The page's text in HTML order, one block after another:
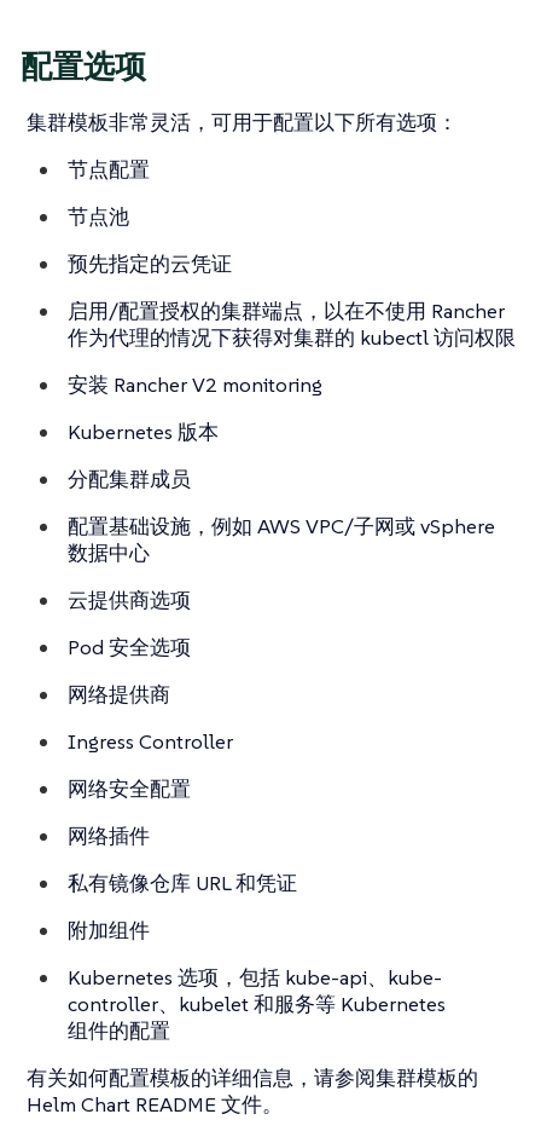
配置选项
集群模板非常灵活，可用于配置以下所有选项：
节点配置
节点池
预先指定的云凭证
启用/配置授权的集群端点，以在不使用 Rancher
作为代理的情况下获得对集群的 kubectl 访问权限
安装 Rancher V2 monitoring
Kubernetes 版本
分配集群成员
配置基础设施，例如 AWS VPC/子网或 vSphere
数据中心
云提供商选项
Pod 安全选项
网络提供商
Ingress Controller
网络安全配置
网络插件
私有镜像仓库 URL 和凭证
附加组件
Kubernetes 选项，包括 kube-api、kube-
controller、kubelet 和服务等 Kubernetes
组件的配置
有关如何配置模板的详细信息，请参阅集群模板的
Helm Chart README 文件。